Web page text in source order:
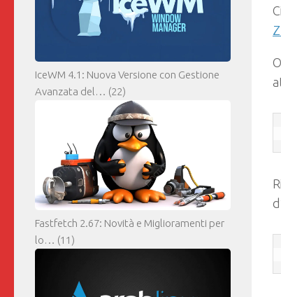
IceWM 4.1: Nuova Versione con Gestione
Avanzata del… (22)
Fastfetch 2.67: Novità e Miglioramenti per
lo… (11)